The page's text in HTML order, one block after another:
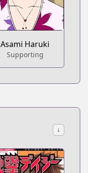
Asami Haruki
Supporting
↓